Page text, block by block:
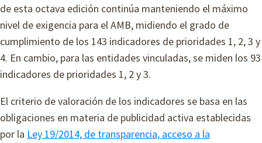
de esta octava edición continúa manteniendo el máximo
nivel de exigencia para el AMB, midiendo el grado de
cumplimiento de los 143 indicadores de prioridades 1, 2, 3 y
4. En cambio, para las entidades vinculadas, se miden los 93
indicadores de prioridades 1, 2 y 3.
El criterio de valoración de los indicadores se basa en las
obligaciones en materia de publicidad activa establecidas
por la Ley 19/2014, de transparencia, acceso a la